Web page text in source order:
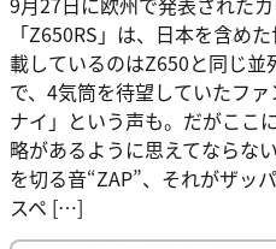
「Z650RS」は、日本を含め
載しているのはZ650と同じ並
で、4気筒を待望していたフ
ナイ」という声も。だがここ
略があるように思えてならな
を切る音“ZAP”、それがザッ
スペ […]